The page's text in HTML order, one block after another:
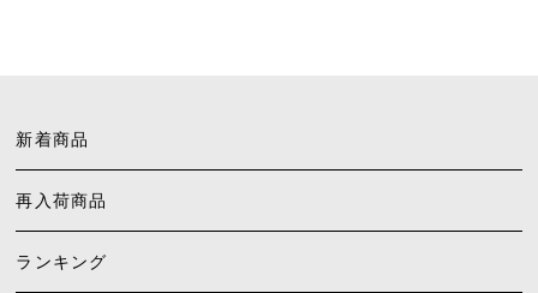
新着商品
再入荷商品
ランキング